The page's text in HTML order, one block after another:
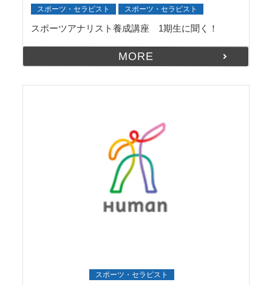
スポーツ・セラピスト スポーツ・セラピスト
スポーツアナリスト養成講座 1期生に聞く！
MORE
スポーツ・セラピスト